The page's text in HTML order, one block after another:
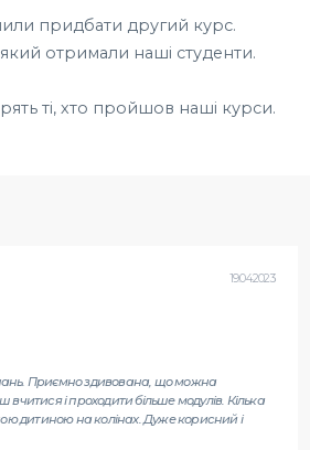
придбати другий курс.
отримали наші студенти.
ті, хто пройшов наші курси.
19.04.2023
Приємно здивована, що можна
вчитися і проходити більше модулів. Кілька
дитиною на колінах. Дуже корисний і